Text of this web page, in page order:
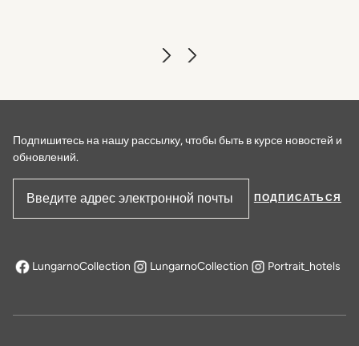
Подпишитесь на нашу рассылку, чтобы быть в курсе новостей и
обновлений.
Адрес электронной почты
ПОДПИСАТЬСЯ
LungarnoCollection
открывается в новой вкладке
LungarnoCollection Portrait_hotels